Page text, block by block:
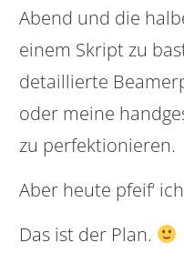
Abend und die
einem Skript zu
detaillierte
oder meine
zu perfektionieren.
Aber heute pfeif‘
Das ist der Plan.